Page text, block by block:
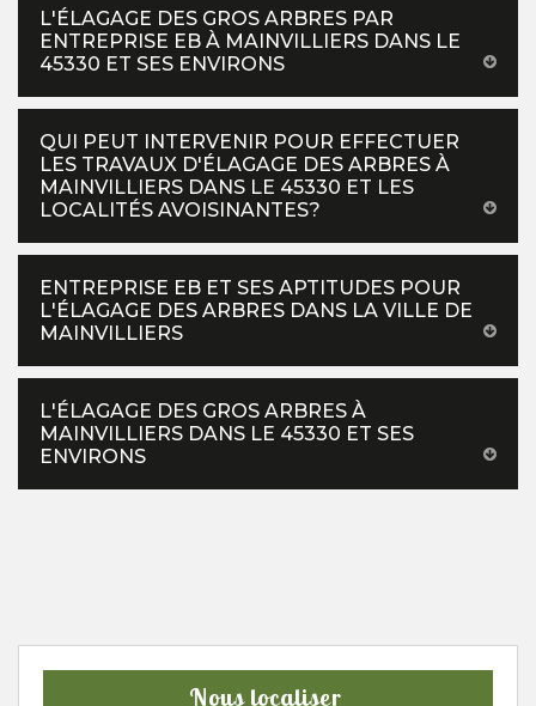
L'ÉLAGAGE DES GROS ARBRES PAR
ENTREPRISE EB À MAINVILLIERS DANS LE
45330 ET SES ENVIRONS
QUI PEUT INTERVENIR POUR EFFECTUER
LES TRAVAUX D'ÉLAGAGE DES ARBRES À
MAINVILLIERS DANS LE 45330 ET LES
LOCALITÉS AVOISINANTES?
ENTREPRISE EB ET SES APTITUDES POUR
L'ÉLAGAGE DES ARBRES DANS LA VILLE DE
MAINVILLIERS
L'ÉLAGAGE DES GROS ARBRES À
MAINVILLIERS DANS LE 45330 ET SES
ENVIRONS
Nous localiser